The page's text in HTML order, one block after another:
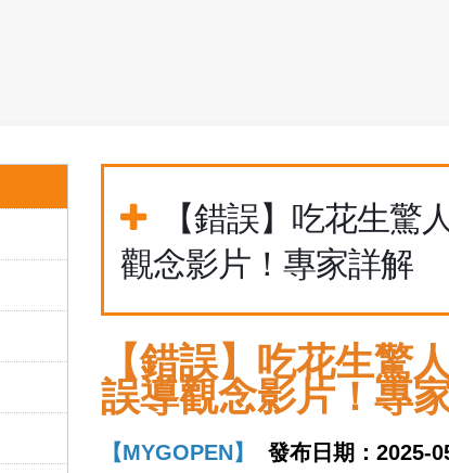
【錯誤】吃花生驚
觀念影片！專家詳解
【錯誤】吃花生驚
誤導觀念影片！專
【MYGOPEN】 發布日期：2025-